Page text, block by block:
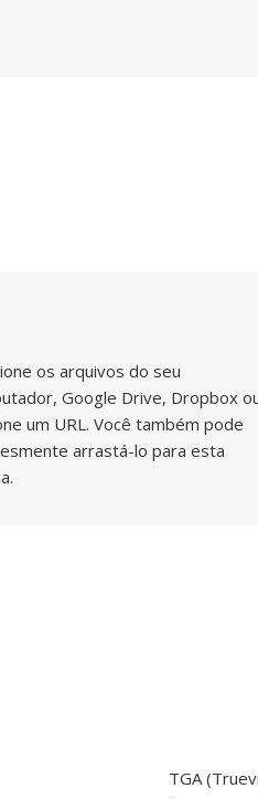
os arquivos do seu
Google Drive, Dropbox
um URL. Você também pode
arrastá-lo para esta
TGA